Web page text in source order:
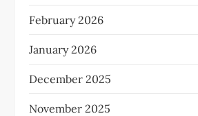
February 2026
January 2026
December 2025
November 2025